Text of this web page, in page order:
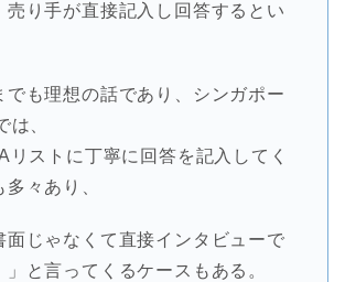
売り手が直接記入し回答するとい
でも理想の話であり、シンガポー
は、
リストに丁寧に回答を記入してく
々あり、
面じゃなくて直接インタビューで
」と言ってくるケースもある。